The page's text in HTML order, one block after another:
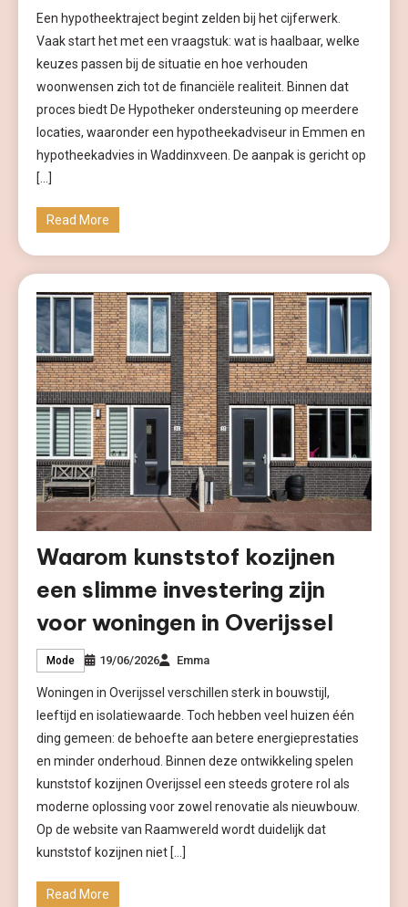
Een hypotheektraject begint zelden bij het cijferwerk.
Vaak start het met een vraagstuk: wat is haalbaar, welke
keuzes passen bij de situatie en hoe verhouden
woonwensen zich tot de financiële realiteit. Binnen dat
proces biedt De Hypotheker ondersteuning op meerdere
locaties, waaronder een hypotheekadviseur in Emmen en
hypotheekadvies in Waddinxveen. De aanpak is gericht op
[…]
Read More
Waarom kunststof kozijnen
een slimme investering zijn
voor woningen in Overijssel
Mode 19/06/2026 Emma
Woningen in Overijssel verschillen sterk in bouwstijl,
leeftijd en isolatiewaarde. Toch hebben veel huizen één
ding gemeen: de behoefte aan betere energieprestaties
en minder onderhoud. Binnen deze ontwikkeling spelen
kunststof kozijnen Overijssel een steeds grotere rol als
moderne oplossing voor zowel renovatie als nieuwbouw.
Op de website van Raamwereld wordt duidelijk dat
kunststof kozijnen niet […]
Read More